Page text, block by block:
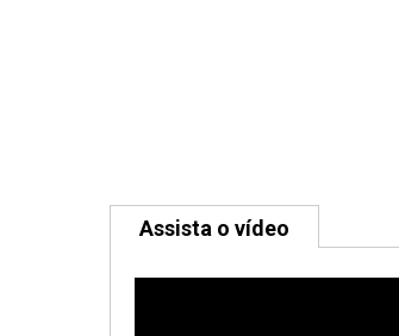
Assista o vídeo